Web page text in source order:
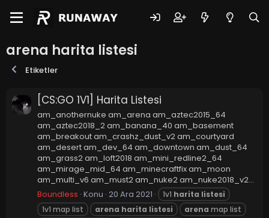
arena harita listesi
Etiketler
[CS:GO 1V1] Harita Listesi
am_anothernuke am_arena am_aztec2015_64
am_aztec2018_2 am_banana_40 am_basement
am_breakout am_crashz_dust_v2 am_courtyard
am_desert am_dev_64 am_downtown am_dust_64
am_grass2 am_loft2018 am_mini_redline2_64
am_mirage_mid_64 am_minecraftfix am_moon
am_multi_v6 am_must2 am_nuke2 am_nuke2018_v2...
Boundless Konu 20 Ara 2021 1v1 harita listesi
1v1 map list
arena harita listesi arena map list